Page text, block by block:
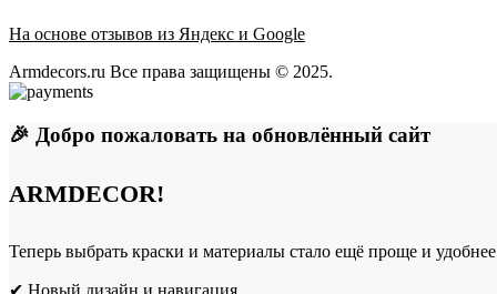
На основе отзывов из Яндекс и Google
Armdecors.ru Все права защищены © 2025. ​
🎉 Добро пожаловать на обновлённый сайт
ARMDECOR!
Теперь выбрать краски и материалы стало ещё проще и
✔ Новый дизайн и навигация